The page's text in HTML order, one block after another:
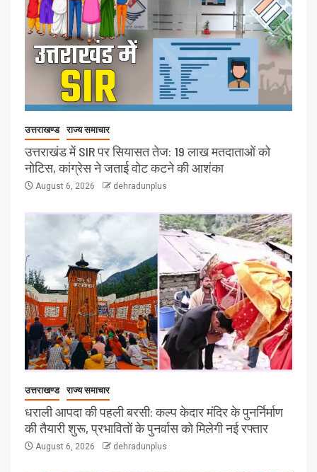
उत्तराखण्ड राज्य समाचार
उत्तराखंड में SIR पर सियासत तेज: 19 लाख मतदाताओं को
नोटिस, कांग्रेस ने जताई वोट कटने की आशंका
August 6, 2026 dehradunplus
उत्तराखण्ड राज्य समाचार
धराली आपदा की पहली बरसी: कल्प केदार मंदिर के पुनर्निर्माण
की तैयारी शुरू, प्रभावितों के पुनर्वास को मिलेगी नई रफ्तार
August 6, 2026 dehradunplus